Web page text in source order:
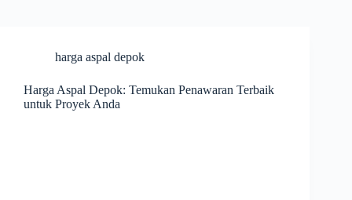
harga aspal depok
Harga Aspal Depok: Temukan Penawaran Terbaik
untuk Proyek Anda